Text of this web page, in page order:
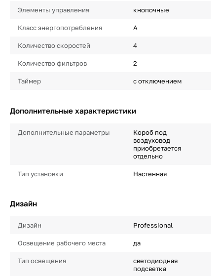
Элементы управления кнопочные
Класс энергопотребления A
Количество скоростей 4
Количество фильтров 2
Таймер с отключением
Дополнительные характеристики
Дополнительные параметры
Короб под
воздуховод
приобретается
отдельно
Тип установки Настенная
Дизайн
Дизайн Professional
Освещение рабочего места да
Тип освещения
светодиодная
подсветка